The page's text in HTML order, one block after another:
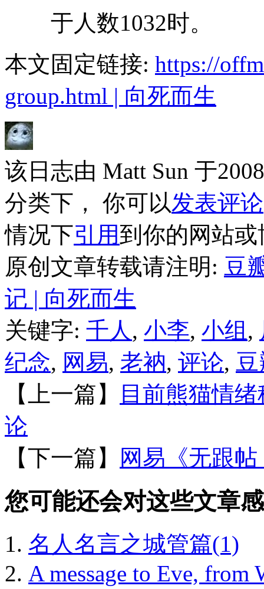
于人数1032时。
本文固定链接: https://
group.html | 向死而生
该日志由 Matt Sun 于
分类下， 你可以发表评论
情况下引用到你的网站或
原创文章转载请注明: 豆
记 | 向死而生
关键字: 千人 , 小李, 小组 ,
纪念, 网易, 老衲, 评论,
【上一篇】
目前熊猫情
论
【下一篇】
网易《无跟
您可能还会对这些文章
名人名言之城管篇(1)
A message to Eve, from